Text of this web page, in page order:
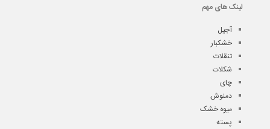
لینک های مهم
آجیل
خشکبار
تنقلات
شکلات
چای
دمنوش
میوه خشک
پسته